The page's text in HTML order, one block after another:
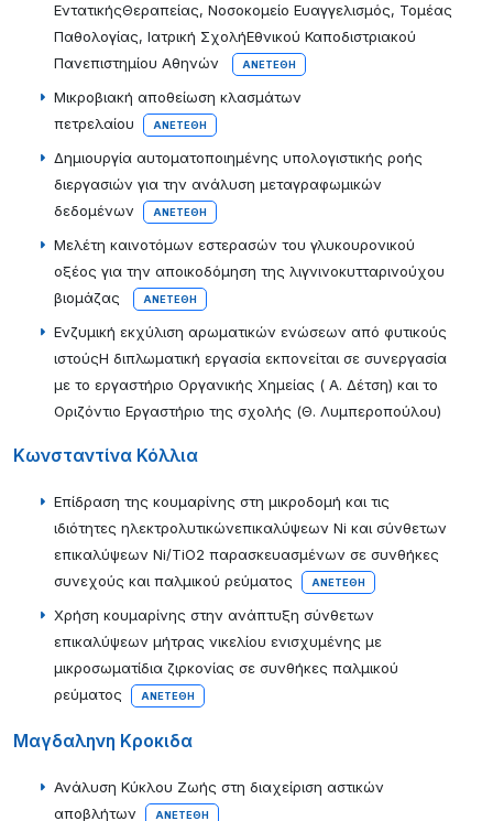
ΕντατικήςΘεραπείας, Νοσοκομείο Ευαγγελισμός, Τομέας
Παθολογίας, Iατρική ΣχολήΕθνικού Καποδιστριακού
Πανεπιστημίου Αθηνών
ΑΝΕΤΈΘΗ
Μικροβιακή αποθείωση κλασμάτων
πετρελαίου
ΑΝΕΤΈΘΗ
Δημιουργία αυτοματοποιημένης υπολογιστικής ροής
διεργασιών για την ανάλυση μεταγραφωμικών
δεδομένων
ΑΝΕΤΈΘΗ
Μελέτη καινοτόμων εστερασών του γλυκουρονικού
οξέος για την αποικοδόμηση της λιγνινοκυτταρινούχου
βιομάζας
ΑΝΕΤΈΘΗ
Ενζυμική εκχύλιση αρωματικών ενώσεων από φυτικούς
ιστούςΗ διπλωματική εργασία εκπονείται σε συνεργασία
με το εργαστήριο Οργανικής Χημείας ( Α. Δέτση) και το
Οριζόντιο Εργαστήριο της σχολής (Θ. Λυμπεροπούλου)
Κωνσταντίνα Κόλλια
Eπίδραση της κουμαρίνης στη μικροδομή και τις
ιδιότητες ηλεκτρολυτικώνεπικαλύψεων Ni και σύνθετων
επικαλύψεων Νi/TiO2 παρασκευασμένων σε συνθήκες
συνεχούς και παλμικού ρεύματος
ΑΝΕΤΈΘΗ
Χρήση κουμαρίνης στην ανάπτυξη σύνθετων
επικαλύψεων μήτρας νικελίου ενισχυμένης με
μικροσωματίδια ζιρκονίας σε συνθήκες παλμικού
ρεύματος
ΑΝΕΤΈΘΗ
Μαγδαληνη Κροκιδα
Ανάλυση Κύκλου Ζωής στη διαχείριση αστικών
αποβλήτων
ΑΝΕΤΈΘΗ